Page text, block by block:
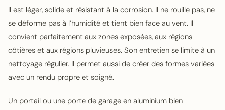
Il est léger, solide et résistant à la corrosion. Il ne rouille pas, ne
se déforme pas à l’humidité et tient bien face au vent. Il
convient parfaitement aux zones exposées, aux régions
côtières et aux régions pluvieuses. Son entretien se limite à un
nettoyage régulier. Il permet aussi de créer des formes variées
avec un rendu propre et soigné.
Un portail ou une porte de garage en aluminium bien